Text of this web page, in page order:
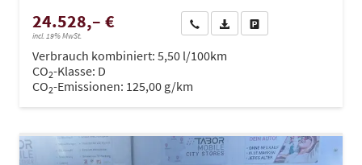
24.528,– €
incl. 19% MwSt.
Wir rufen Sie anPDF-Datei, Fahrzeugexposé
Verbrauch kombiniert: 5,50 l/100km
CO2-Klasse: D
CO2-Emissionen: 125,00 g/km